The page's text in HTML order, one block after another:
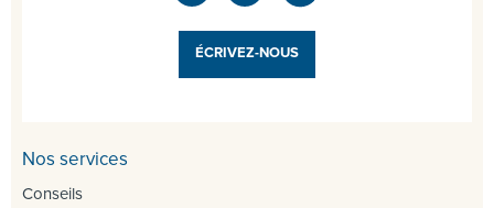
ÉCRIVEZ-NOUS
Nos services
Conseils